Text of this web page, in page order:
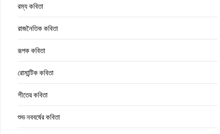
রম্য কবিতা
রাজনৈতিক কবিতা
রূপক কবিতা
রোমান্টিক কবিতা
শীতের কবিতা
শুভ নববর্ষের কবিতা